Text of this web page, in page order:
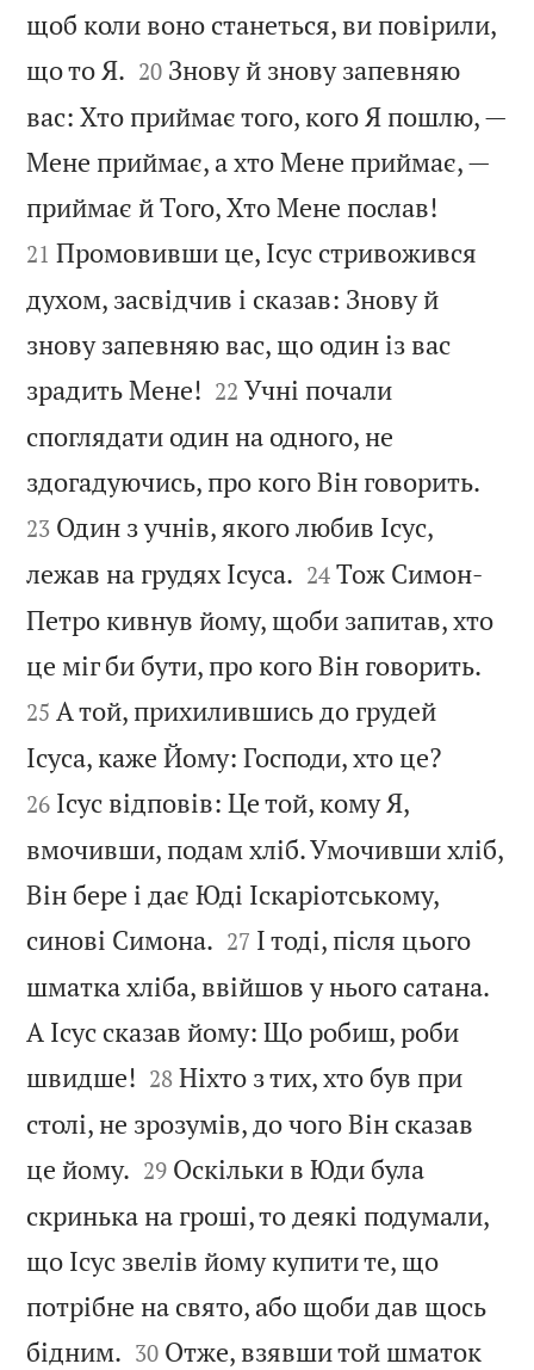
щоб коли воно станеться, ви повірили,
що то Я. 

20 Знову й знову запевняю
вас: Хто приймає того, кого Я пошлю, —
Мене приймає, а хто Мене приймає, —
приймає й Того, Хто Мене послав!
21 Промовивши це, Ісус стривожився
духом, засвідчив і сказав: Знову й
знову запевняю вас, що один із вас
зрадить Мене! 

22 Учні почали
споглядати один на одного, не
здогадуючись, про кого Він говорить.
23 Один з учнів, якого любив Ісус,
лежав на грудях Ісуса. 

24 Тож Симон-
Петро кивнув йому, щоби запитав, хто
це міг би бути, про кого Він говорить.
25 А той, прихилившись до грудей
Ісуса, каже Йому: Господи, хто це?
26 Ісус відповів: Це той, кому Я,
вмочивши, подам хліб. Умочивши хліб,
Він бере і дає Юді Іскаріотському,
синові Симона. 

27 І тоді, після цього
шматка хліба, ввійшов у нього сатана.
А Ісус сказав йому: Що робиш, роби
швидше! 

28 Ніхто з тих, хто був при
столі, не зрозумів, до чого Він сказав
це йому. 

29 Оскільки в Юди була
скринька на гроші, то деякі подумали,
що Ісус звелів йому купити те, що
потрібне на свято, або щоби дав щось
бідним. 

30 Отже, взявши той шматок